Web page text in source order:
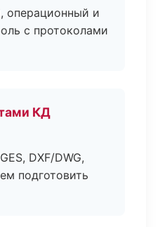
операционный и
с протоколами
КД
DXF/DWG,
подготовить